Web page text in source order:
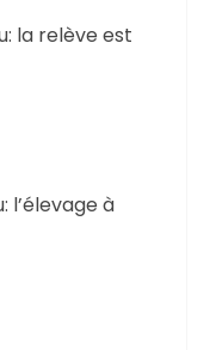
la relève est
l’élevage à